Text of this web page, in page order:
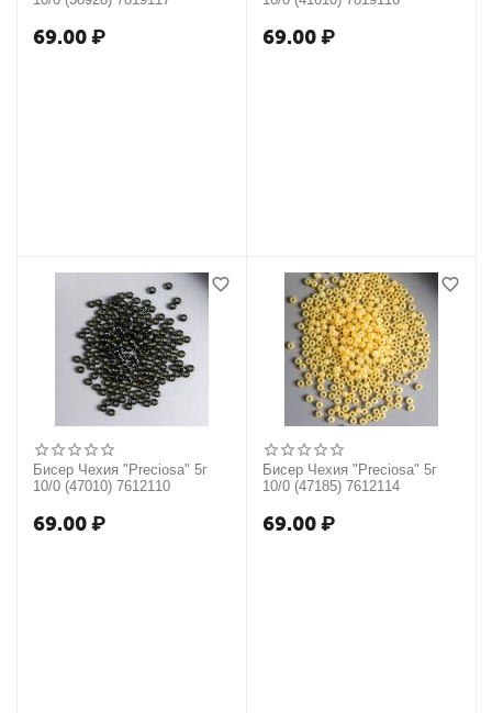
69.00₽ 69.00₽
Бисер Чехия "Preciosa" 5г
10/0 (47010) 7612110
69.00₽
Бисер Чехия "Preciosa" 5г
10/0 (47185) 7612114
69.00₽